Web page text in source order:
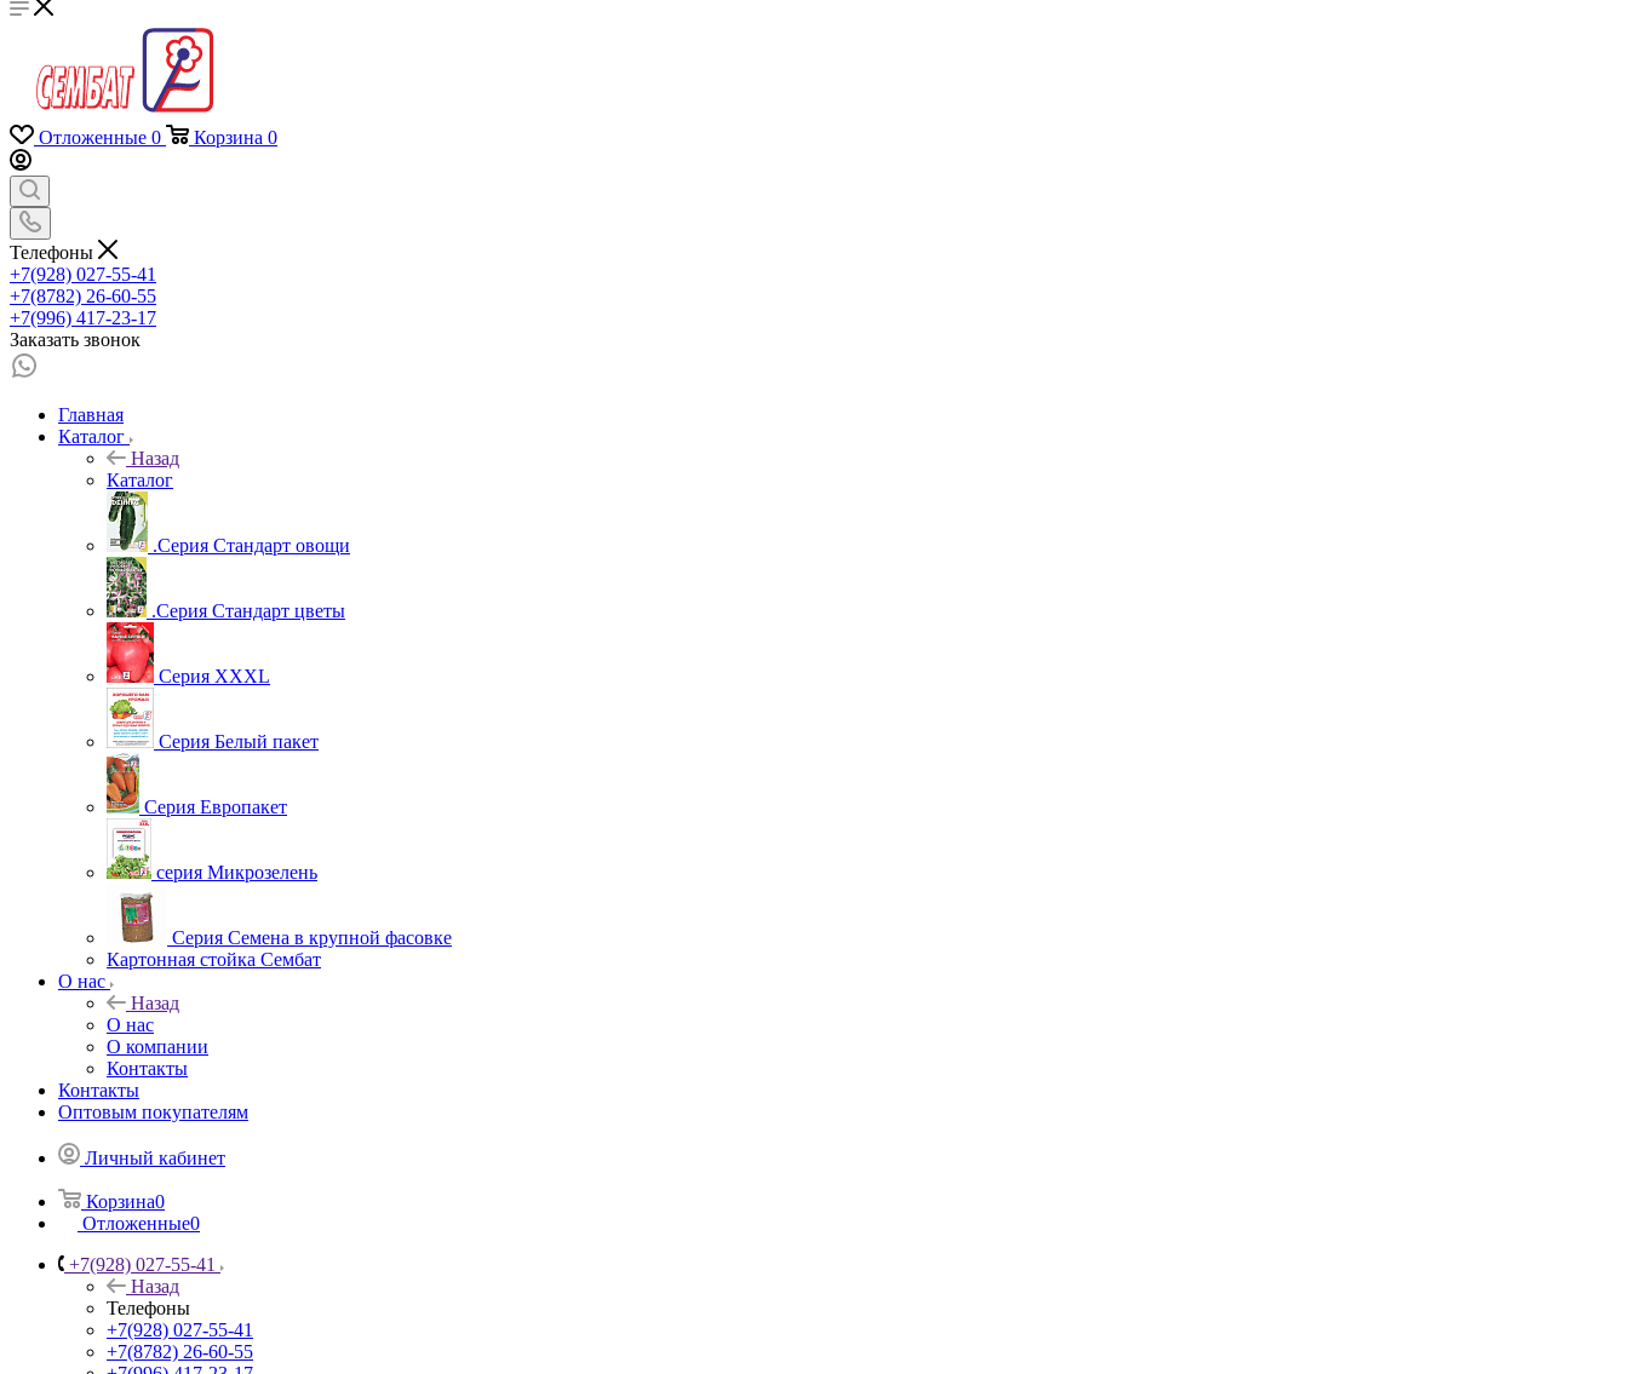
Отложенные 0 Корзина 0
Телефоны
+7(928) 027-55-41
+7(8782) 26-60-55
+7(996) 417-23-17
Заказать звонок
Главная
Каталог
Назад
Каталог
.Серия Стандарт овощи
.Серия Стандарт цветы
Серия XXXL
Серия Белый пакет
Серия Европакет
серия Микрозелень
Серия Семена в крупной фасовке
Картонная стойка Сембат
О нас
Назад
О нас
О компании
Контакты
Контакты
Оптовым покупателям
Личный кабинет
Корзина0
Отложенные0
+7(928) 027-55-41
Назад
Телефоны
+7(928) 027-55-41
+7(8782) 26-60-55